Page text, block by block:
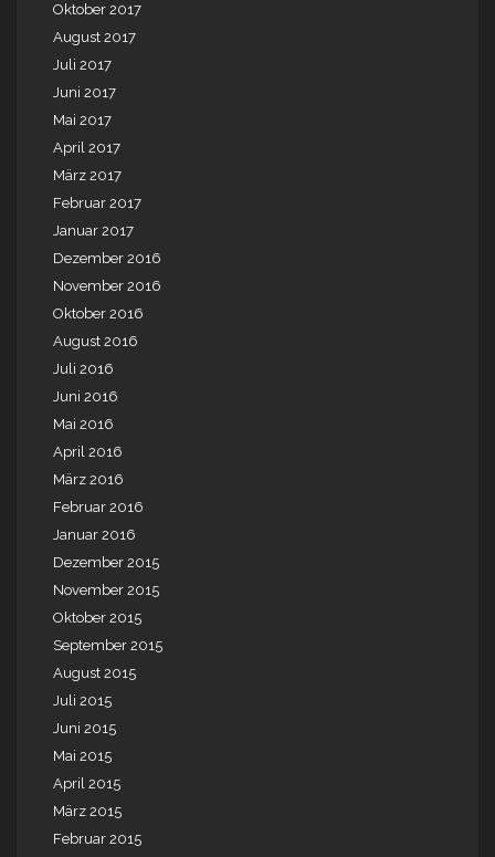
Oktober 2017
August 2017
Juli 2017
Juni 2017
Mai 2017
April 2017
März 2017
Februar 2017
Januar 2017
Dezember 2016
November 2016
Oktober 2016
August 2016
Juli 2016
Juni 2016
Mai 2016
April 2016
März 2016
Februar 2016
Januar 2016
Dezember 2015
November 2015
Oktober 2015
September 2015
August 2015
Juli 2015
Juni 2015
Mai 2015
April 2015
März 2015
Februar 2015